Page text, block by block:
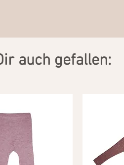
auch gefallen: